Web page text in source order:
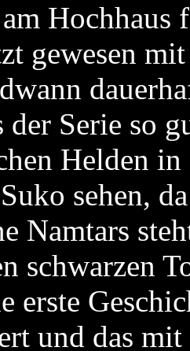
Hochhaus
gewesen
der Serie so
Helden in
sehen,
Namtars
schwarzen
erste
und das